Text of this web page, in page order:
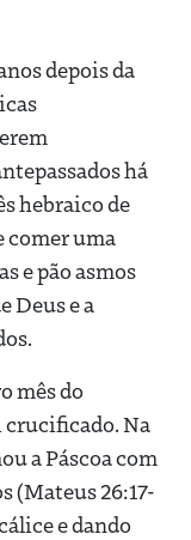
depois da
há
hebraico de
comer uma
e pão asmos
Deus e a
mês do
crucificado. Na
a Páscoa com
(Mateus 26:17-
e dando